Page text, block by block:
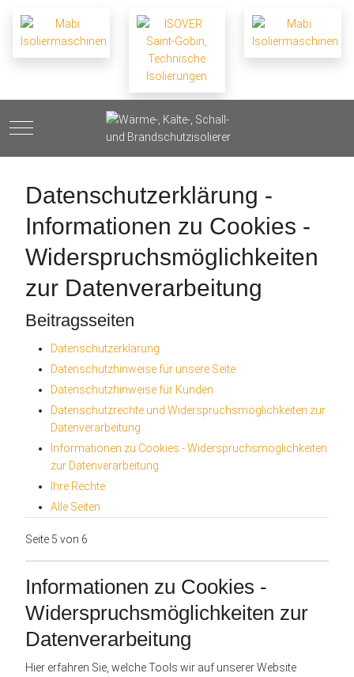
Mobile Menu Toggle
Datenschutzerklärung -
Informationen zu Cookies -
Widerspruchsmöglichkeiten
zur Datenverarbeitung
Beitragsseiten
Datenschutzerklärung
Datenschutzhinweise für unsere Seite
Datenschutzhinweise für Kunden
Datenschutzrechte und Widerspruchsmöglichkeiten zur
Datenverarbeitung
Informationen zu Cookies - Widerspruchsmöglichkeiten
zur Datenverarbeitung
Ihre Rechte
Alle Seiten
Seite 5 von 6
Informationen zu Cookies -
Widerspruchsmöglichkeiten zur
Datenverarbeitung
Hier erfahren Sie, welche Tools wir auf unserer Website